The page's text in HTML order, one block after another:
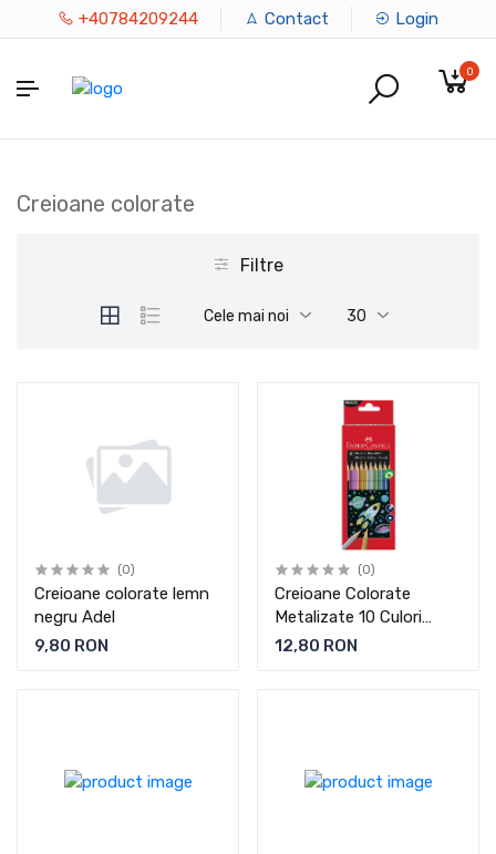
+40784209244 Contact Login
0
Creioane colorate
Filtre
Cele mai noi 30
(0)
Creioane colorate lemn
negru Adel
9,80 RON
(0)
Creioane Colorate
Metalizate 10 Culori
Faber-Castell
12,80 RON